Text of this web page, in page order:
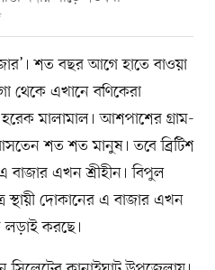
শত বছর আগে হাতে বাওয়া
থেকে এখানে বণিকেরা
মালামাল। আশপাশের গ্রাম-
শত শত মানুষ। তবে ব্রিটিশ
এখন শ্রীহীন। বিপুল
স্থায়ী দোকানের এ বাজার এখন
লড়াই করছে।